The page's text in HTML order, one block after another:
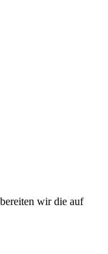
wir die auf